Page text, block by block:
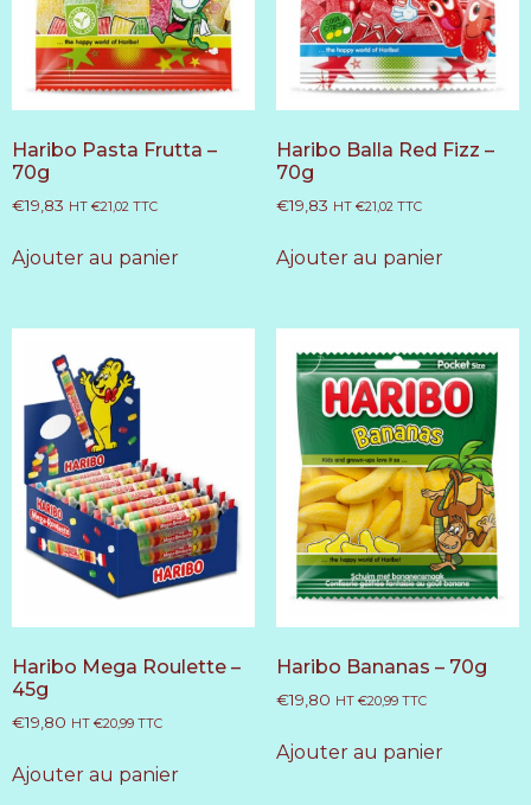
Haribo Pasta Frutta –
70g
€19,83 HT €21,02 TTC
Ajouter au panier
Haribo Balla Red Fizz –
70g
€19,83 HT €21,02 TTC
Ajouter au panier
Haribo Mega Roulette –
45g
€19,80 HT €20,99 TTC
Ajouter au panier
Haribo Bananas – 70g
€19,80 HT €20,99TTC
Ajouter au panier